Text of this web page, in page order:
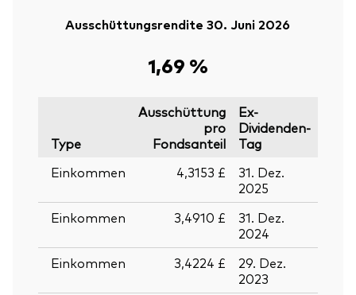
Ausschüttungsrendite 30. Juni 2026
1,69 %
Type
Ausschüttung
pro
Fondsanteil
Ex-
Dividenden-
Tag
Einkommen
4,3153 £
31. Dez.
2025
Einkommen
3,4910 £
31. Dez.
2024
Einkommen
3,4224 £
29. Dez.
2023